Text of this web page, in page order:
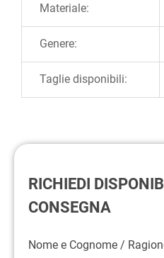
Materiale:
Genere:
Taglie disponibili:
RICHIEDI
CONSEGNA
Nome e Cognome /